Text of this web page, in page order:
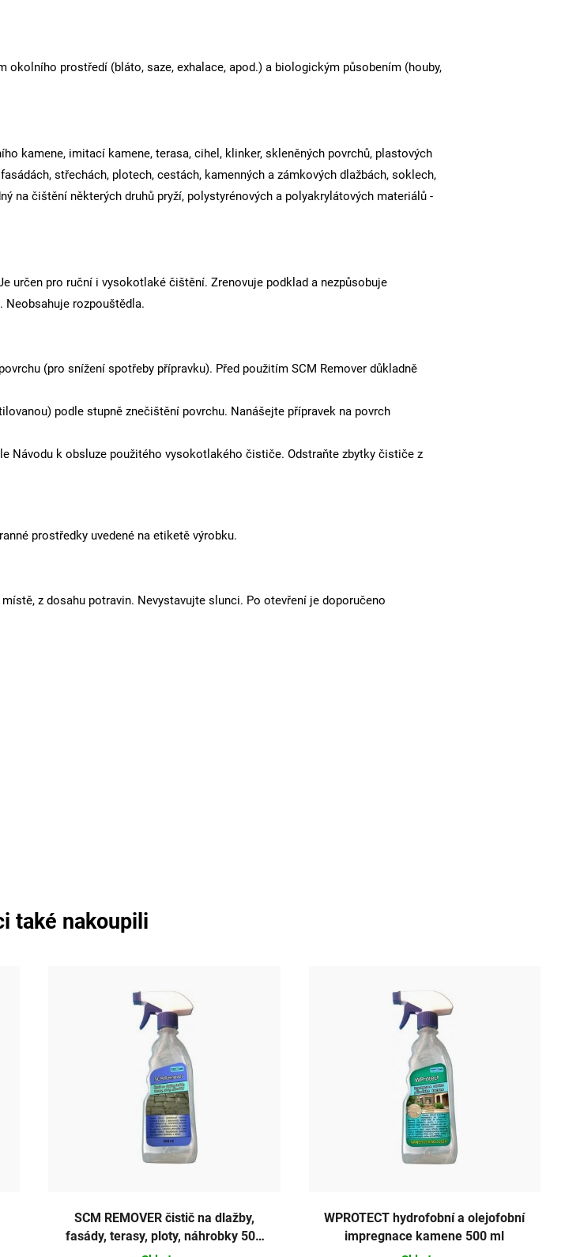
prostředí (bláto, saze, exhalace, apod.) a biologickým působením (houby,
kamene, imitací kamene, terasa, cihel, klinker, skleněných povrchů, plastových
střechách, plotech, cestách, kamenných a zámkových dlažbách, soklech,
na čištění některých druhů pryží, polystyrénových a polyakrylátových materiálů -
určen pro ruční i vysokotlaké čištění. Zrenovuje podklad a nezpůsobuje
Neobsahuje rozpouštědla.
(pro snížení spotřeby přípravku). Před použitím SCM Remover důkladně
podle stupně znečištění povrchu. Nanášejte přípravek na povrch
Návodu k obsluze použitého vysokotlakého čističe. Odstraňte zbytky čističe z
prostředky uvedené na etiketě výrobku.
z dosahu potravin. Nevystavujte slunci. Po otevření je doporučeno
také nakoupili
SCM REMOVER čistič na dlažby,
fasády, terasy, ploty, náhrobky 500
WPROTECT hydrofobní a olejofobní
impregnace kamene 500 ml